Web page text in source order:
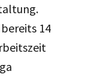
14